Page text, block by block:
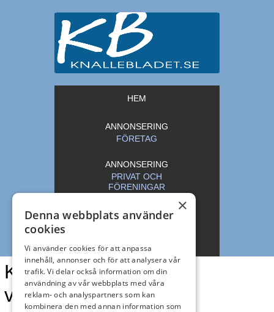
HEM
ANNONSERING
FÖRETAG
ANNONSERING
PRIVAT OCH
FÖRENINGAR
ARKIV
Knallebladet
vecka 10
×
Denna webbplats använder
cookies
Vi använder cookies för att anpassa
innehåll, annonser och för att analysera vår
trafik. Vi delar också information om din
användning av vår webbplats med våra
reklam- och analyspartners som kan
kombinera den med annan information som